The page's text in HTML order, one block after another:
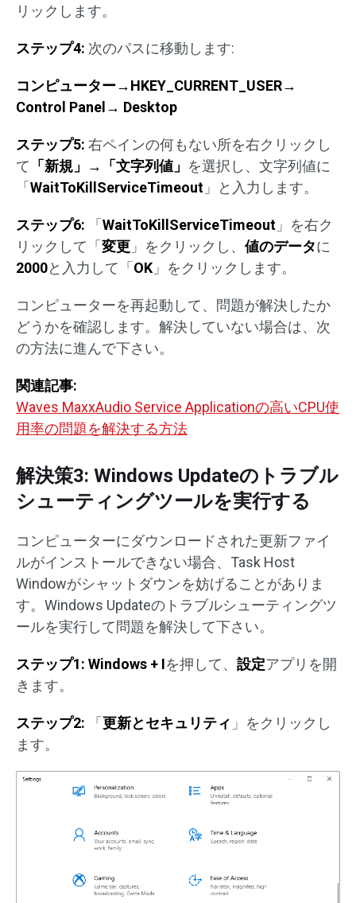
リックします。
ステップ4: 次のパスに移動します:
コンピューター→HKEY_CURRENT_USER→
Control Panel → Desktop
ステップ5: 右ペインの何もない所を右クリックし
て 「新規」→「文字列値」 を選択し、文字列値に
「 WaitToKillServiceTimeout 」と入力します。
ステップ6: 「 WaitToKillServiceTimeout 」を右ク
リックして「 変更 」をクリックし、 値のデータに
2000と入力して「 OK 」をクリックします。
コンピューターを再起動して、問題が解決したか
どうかを確認します。解決していない場合は、次
の方法に進んで下さい。
関連記事:
Waves MaxxAudio Service Applicationの高いCPU使
用率の問題を解決する方法
解決策3: Windows Updateのトラブル
シューティングツールを実行する
コンピューターにダウンロードされた更新ファイ
ルがインストールできない場合、Task Host
Windowがシャットダウンを妨げることがありま
す。Windows Updateのトラブルシューティングツ
ールを実行して問題を解決して下さい。
ステップ1: Windows + Iを押して、 設定アプリを開
きます。
ステップ2: 「 更新とセキュリティ 」をクリックし
ます。